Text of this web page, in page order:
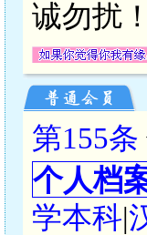
诚勿扰
第155条
个人档
学本科|